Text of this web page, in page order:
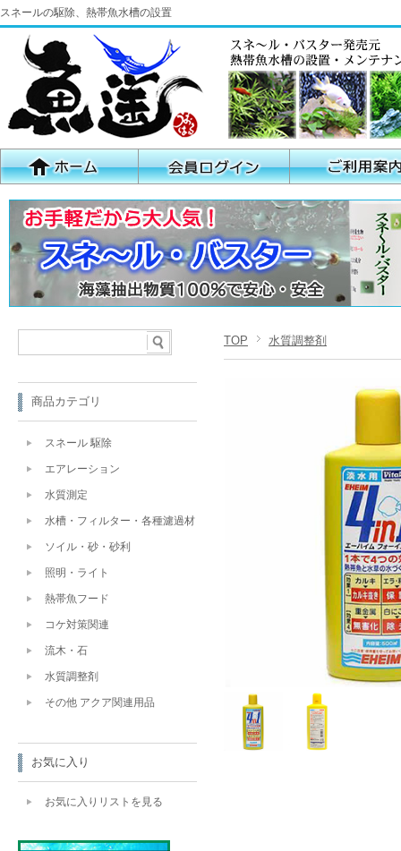
スネールの駆除、熱帯魚水槽の設置
TOP 水質調整剤
商品カテゴリ
スネール 駆除
エアレーション
水質測定
水槽・フィルター・各種濾過材
ソイル・砂・砂利
照明・ライト
熱帯魚フード
コケ対策関連
流木・石
水質調整剤
その他 アクア関連用品
お気に入り
お気に入りリストを見る